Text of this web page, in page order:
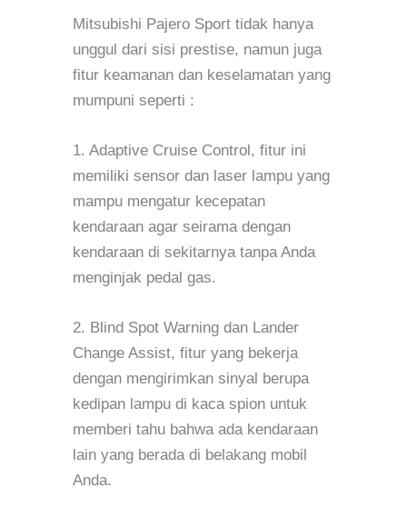
Mitsubishi Pajero Sport tidak hanya
unggul dari sisi prestise, namun juga
fitur keamanan dan keselamatan yang
mumpuni seperti :
1. Adaptive Cruise Control, fitur ini
memiliki sensor dan laser lampu yang
mampu mengatur kecepatan
kendaraan agar seirama dengan
kendaraan di sekitarnya tanpa Anda
menginjak pedal gas.
2. Blind Spot Warning dan Lander
Change Assist, fitur yang bekerja
dengan mengirimkan sinyal berupa
kedipan lampu di kaca spion untuk
memberi tahu bahwa ada kendaraan
lain yang berada di belakang mobil
Anda.